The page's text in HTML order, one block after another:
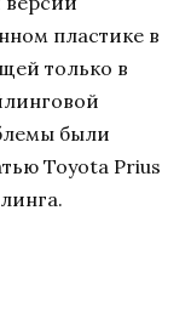
пластике в
только в
были
Toyota Prius